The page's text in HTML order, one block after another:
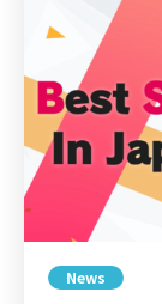
News